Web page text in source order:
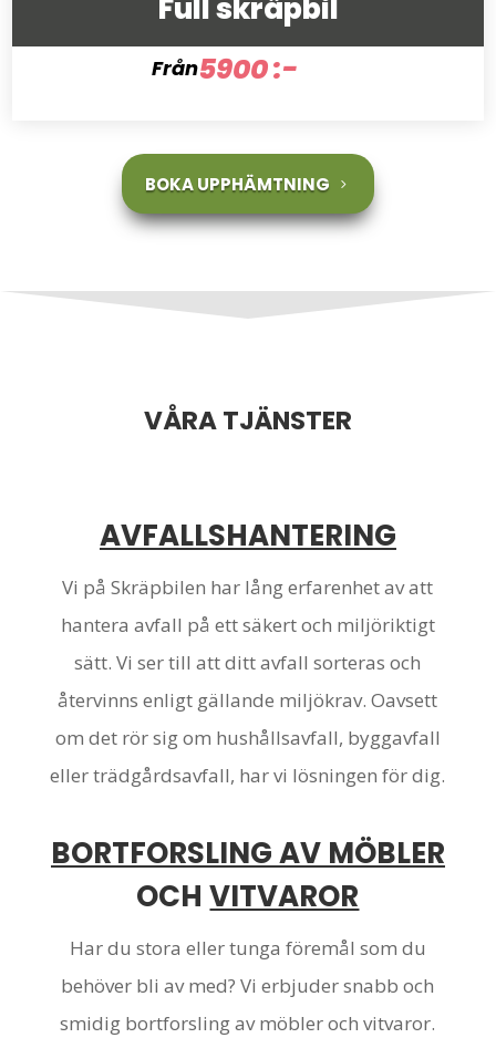
Full skräpbil
Från5900 :-
BOKA UPPHÄMTNING
VÅRA TJÄNSTER
AVFALLSHANTERING
Vi på Skräpbilen har lång erfarenhet av att
hantera avfall på ett säkert och miljöriktigt
sätt. Vi ser till att ditt avfall sorteras och
återvinns enligt gällande miljökrav. Oavsett
om det rör sig om hushållsavfall, byggavfall
eller trädgårdsavfall, har vi lösningen för dig.
BORTFORSLING AV MÖBLER
OCHVITVAROR
Har du stora eller tunga föremål som du
behöver bli av med? Vi erbjuder snabb och
smidig bortforsling av möbler och vitvaror.